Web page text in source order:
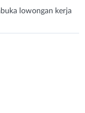
lowongan kerja